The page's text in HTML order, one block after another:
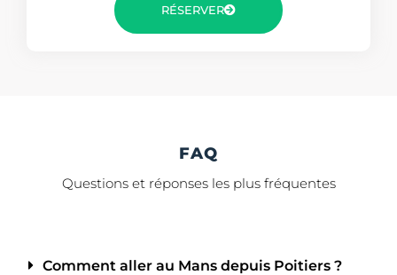
RÉSERVER
FAQ
Questions et réponses les plus fréquentes
Comment aller au Mans depuis Poitiers ?